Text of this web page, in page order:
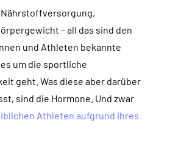
– all das sind den
und Athleten bekannte
um die sportliche
geht. Was diese aber darüber
sind die Hormone. Und zwar
Athleten aufgrund ihres